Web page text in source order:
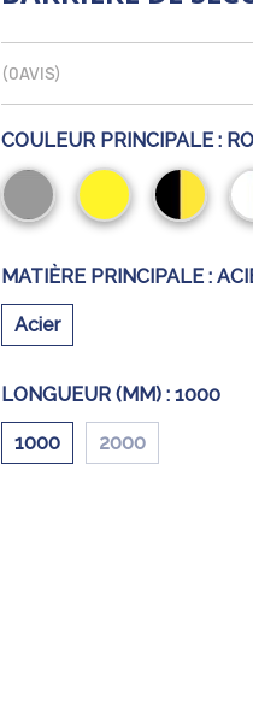
(0AVIS)
COULEUR PRINCIPALE :
Gris
Jaune Noir/Jaune
MATIÈRE PRINCIPALE :
Acier
LONGUEUR (MM) : 1000
1000 2000